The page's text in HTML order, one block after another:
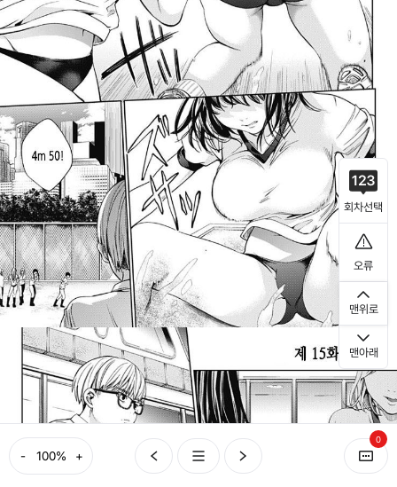
- +
0
회차선택
오류
맨위로
맨아래